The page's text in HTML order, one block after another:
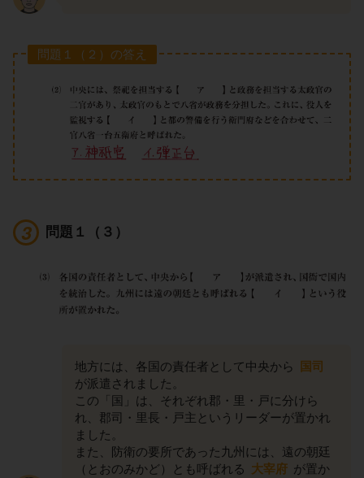
問題１（２）の答え
問題１（３）
地方には、各国の責任者として中央から
国司
が派遣されました。
この「国」は、それぞれ郡・里・戸に分けら
れ、郡司・里長・戸主というリーダーが置かれ
ました。
また、防衛の要所であった九州には、遠の朝廷
（とおのみかど）とも呼ばれる 大宰府 が置か